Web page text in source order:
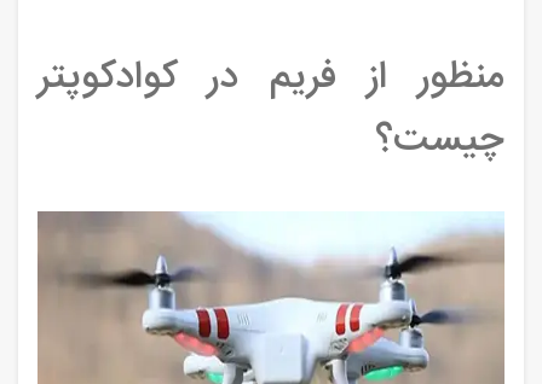
منظور از فریم در کوادکوپتر
چیست؟